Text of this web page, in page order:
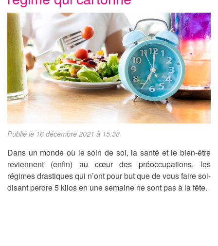
Publié le 16 décembre 2021 à 15:38
Dans un monde où le soin de soi, la santé et le bien-être
reviennent (enfin) au cœur des préoccupations, les
régimes drastiques qui n’ont pour but que de vous faire soi-
disant perdre 5 kilos en une semaine ne sont pas à la fête.